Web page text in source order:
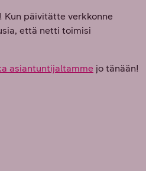
Kun päivitätte verkkonne
että netti toimisi
asiantuntijaltamme jo tänään!